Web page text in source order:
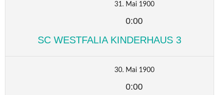
31. Mai 1900
0:00
SC WESTFALIA KINDERHAUS 3
30. Mai 1900
0:00